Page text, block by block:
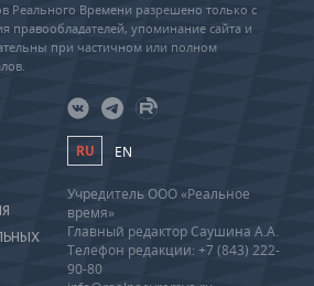
Реального Времени разрешено только с
правообладателей, упоминание сайта и
при частичном или полном
RU EN
Учредитель ООО «Реальное
время»
Главный редактор Саушина А.А.
Телефон редакции: +7 (843) 222-
90-80